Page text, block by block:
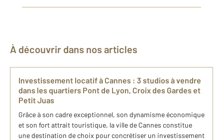
À découvrir dans nos articles
Investissement locatif à Cannes : 3 studios à vendre
dans les quartiers Pont de Lyon, Croix des Gardes et
Petit Juas
Grâce à son cadre exceptionnel, son dynamisme économique
et son fort attrait touristique, la ville de Cannes constitue
une destination de choix pour concrétiser un investissement